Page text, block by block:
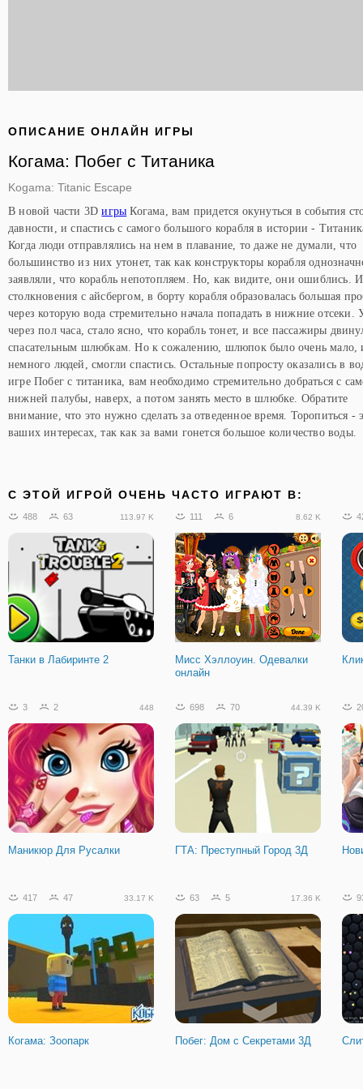
ОПИСАНИЕ ОНЛАЙН ИГРЫ
Когама: Побег с Титаника
Kogama: Titanic Escape
В новой части 3Dигры Когама, вам придется окунуться в события
давности, и спастись с самого большого корабля в истории -
Когда люди отправлялись на нем в плавание, то даже не думали, что
большинство из них утонет, так как конструкторы корабля
заявляли, что корабль непотопляем. Но, как видите, они ошиблись.
столкновения с айсбергом, в борту корабля образовалась большая
через которую вода стремительно начала попадать в нижние отсеки.
через пол часа, стало ясно, что корабль тонет, и все пассажиры
спасательным шлюбкам. Но к сожалению, шлюпок было очень мало,
немного людей, смогли спастись. Остальные попросту оказались в
игре Побег с титаника, вам необходимо стремительно добраться с
нижней палубы, наверх, а потом занять место в шлюбке. Обратите
внимание, что это нужно сделать за отведенное время. Торопиться -
ваших интересах, так как за вами гонется большое количество воды.
C ЭТОЙ ИГРОЙ ОЧЕНЬ ЧАСТО ИГРАЮТ В:
488 63 113.97 K
Танки в Лабиринте 2
111 6 8.62 K
Мисс Хэллоуин. Одевалки
онлайн
3 2 448
Маникюр Для Русалки
698 70 44.39 K
ГТА: Преступный Город 3Д
417 47 33.17 K
Когама: Зоопарк
63 5 17.36 K
Побег: Дом с Секретами 3Д